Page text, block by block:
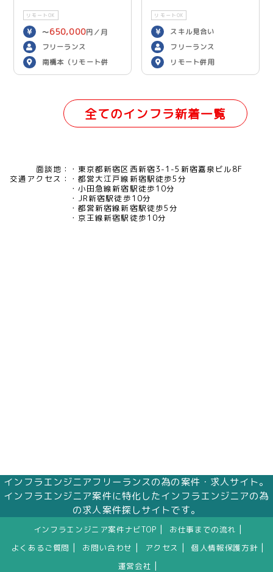
リモートOK
〜650,000円／月
フリーランス
南橋本（リモート併
用）
リモートOK
スキル見合い
フリーランス
リモート併用
全てのインフラ新着一覧
面談地：
東京都新宿区西新宿3-1-5新宿嘉泉ビル8F
交通アクセス：
都営大江戸線新宿駅徒歩5分
小田急線新宿駅徒歩10分
JR新宿駅徒歩10分
都営新宿線新宿駅徒歩5分
京王線新宿駅徒歩10分
インフラエンジニアフリーランスの為の案件・求人サイト。
インフラエンジニア案件に特化したインフラエンジニアの為
の求人案件探しサイトです。
インフラエンジニア案件ナビTOP お仕事までの流れ
よくあるご質問 お問い合わせ アクセス 個人情報保護方針
運営会社